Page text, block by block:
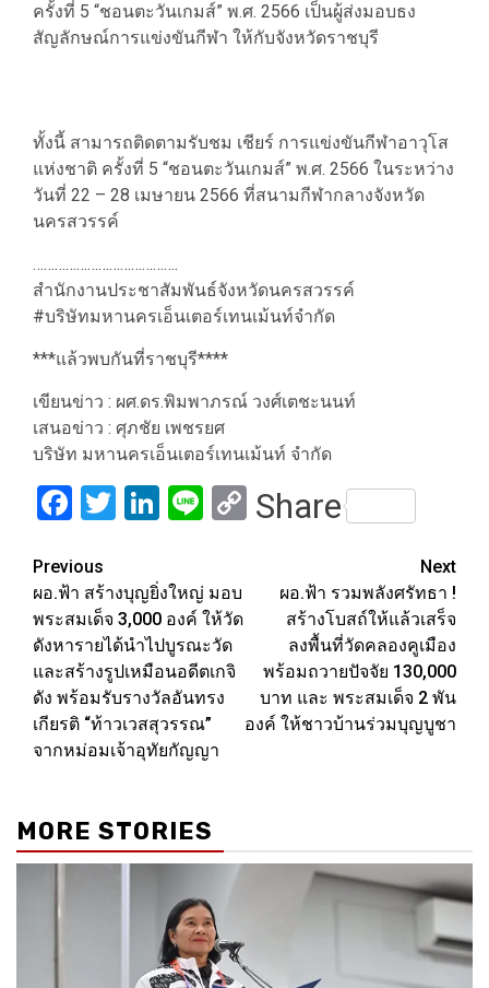
ครั้งที่ 5 “ชอนตะวันเกมส์” พ.ศ. 2566 เป็นผู้ส่งมอบธง
สัญลักษณ์การแข่งขันกีฬา ให้กับจังหวัดราชบุรี
ทั้งนี้ สามารถติดตามรับชม เชียร์ การแข่งขันกีฬาอาวุโส
แห่งชาติ ครั้งที่ 5 “ชอนตะวันเกมส์” พ.ศ. 2566 ในระหว่าง
วันที่ 22 – 28 เมษายน 2566 ที่สนามกีฬากลางจังหวัด
นครสวรรค์
………………………………….
สำนักงานประชาสัมพันธ์จังหวัดนครสวรรค์
#บริษัทมหานครเอ็นเตอร์เทนเม้นท์จำกัด
***แล้วพบกันที่ราชบุรี****
เขียนข่าว : ผศ.ดร.พิมพาภรณ์ วงศ์เตชะนนท์
เสนอข่าว : ศุภชัย เพชรยศ
บริษัท มหานครเอ็นเตอร์เทนเม้นท์ จำกัด
Facebook
Twitter
LinkedIn
LineCopy
Share
Post
navigation
Previous
ผอ.ฟ้า สร้างบุญยิ่งใหญ่ มอบ
พระสมเด็จ 3,000 องค์ ให้วัด
ดังหารายได้นำไปบูรณะวัด
และสร้างรูปเหมือนอดีตเกจิ
ดัง พร้อมรับรางวัลอันทรง
เกียรติ “ท้าวเวสสุวรรณ”
จากหม่อมเจ้าอุทัยกัญญา
Next
ผอ.ฟ้า รวมพลังศรัทธา !
สร้างโบสถ์ให้แล้วเสร็จ
ลงพื้นที่วัดคลองคูเมือง
พร้อมถวายปัจจัย 130,000
บาท และ พระสมเด็จ 2 พัน
องค์ ให้ชาวบ้านร่วมบุญบูชา
MORE STORIES